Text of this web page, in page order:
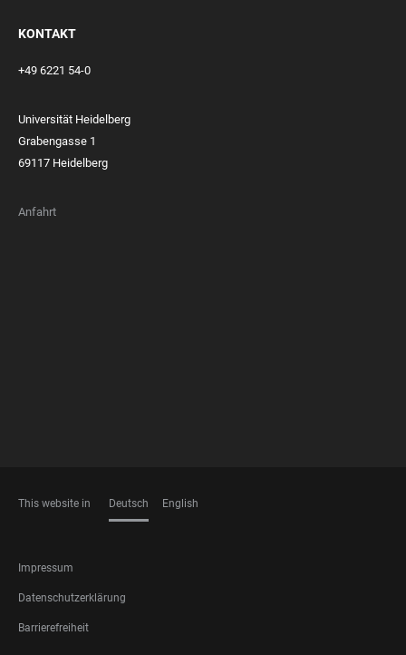
KONTAKT
+49 6221 54-0
Universität Heidelberg
Grabengasse 1
69117 Heidelberg
Anfahrt
This website in Deutsch English
FOOTER
LEGAL
Impressum
Datenschutzerklärung
Barrierefreiheit